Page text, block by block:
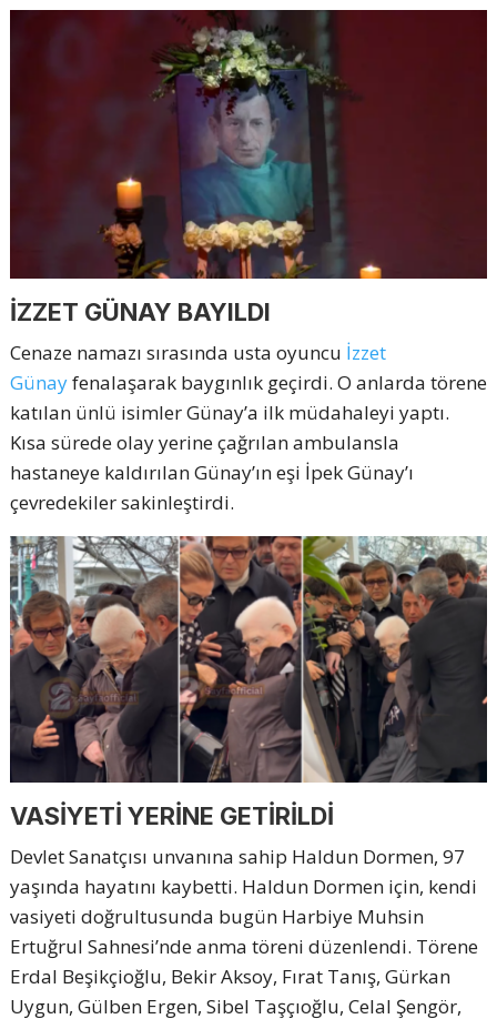
İZZET GÜNAY BAYILDI
Cenaze namazı sırasında usta oyuncu İzzet
Günayfenalaşarak baygınlık geçirdi. O anlarda törene
katılan ünlü isimler Günay’a ilk müdahaleyi yaptı.
Kısa sürede olay yerine çağrılan ambulansla
hastaneye kaldırılan Günay’ın eşi İpek Günay’ı
çevredekiler sakinleştirdi.
VASİYETİ YERİNE GETİRİLDİ
Devlet Sanatçısı unvanına sahip Haldun Dormen, 97
yaşında hayatını kaybetti. Haldun Dormen için, kendi
vasiyeti doğrultusunda bugün Harbiye Muhsin
Ertuğrul Sahnesi’nde anma töreni düzenlendi. Törene
Erdal Beşikçioğlu, Bekir Aksoy, Fırat Tanış, Gürkan
Uygun, Gülben Ergen, Sibel Taşçıoğlu, Celal Şengör,